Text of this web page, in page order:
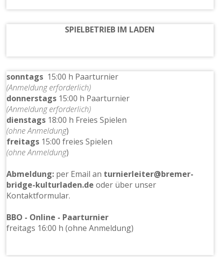
SPIELBETRIEB IM LADEN
sonntags 15:00 h Paarturnier
(Anmeldung erforderlich)
donnerstags 15:00 h Paarturnier
(Anmeldung erforderlich)
dienstags 18:00 h Freies Spielen
(ohne Anmeldung)
freitags 15:00 freies Spielen
(ohne Anmeldung)
Abmeldung: per Email an turnierleiter@bremer-
bridge-kulturladen.de oder über unser
Kontaktformular.
BBO - Online - Paarturnier
freitags 16:00 h (ohne Anmeldung)